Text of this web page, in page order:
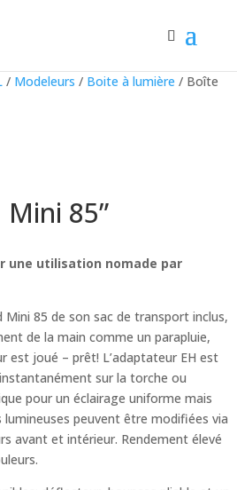
/ Modeleurs / Boite à lumière / Boîte
85”
une utilisation nomade par
85 de son sac de transport inclus,
de la main comme un parapluie,
est joué – prêt! L’adaptateur EH est
sur la torche ou
pour un éclairage uniforme mais
peuvent être modifiées via
avant et intérieur. Rendement élevé